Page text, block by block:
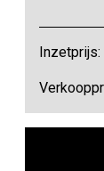
Inzetprijs: